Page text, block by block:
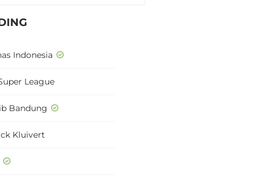
Indonesia
League
Bandung
Kluivert